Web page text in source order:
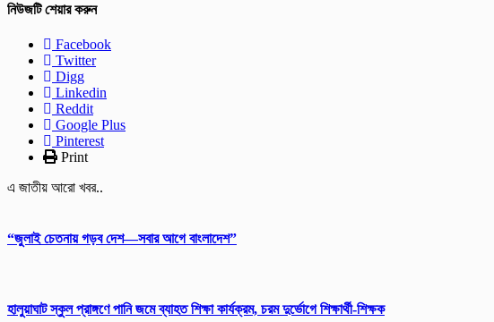
নিউজটি শেয়ার করুন
Facebook
Twitter
Digg
Linkedin
Reddit
Google Plus
Pinterest
Print
এ জাতীয় আরো খবর..
“জুলাই চেতনায় গড়ব দেশ—সবার আগে বাংলাদেশ”
হালুয়াঘাট স্কুল প্রাঙ্গণে পানি জমে ব্যাহত শিক্ষা কার্যক্রম, চরম দুর্ভোগে শিক্ষার্থী-শিক্ষক